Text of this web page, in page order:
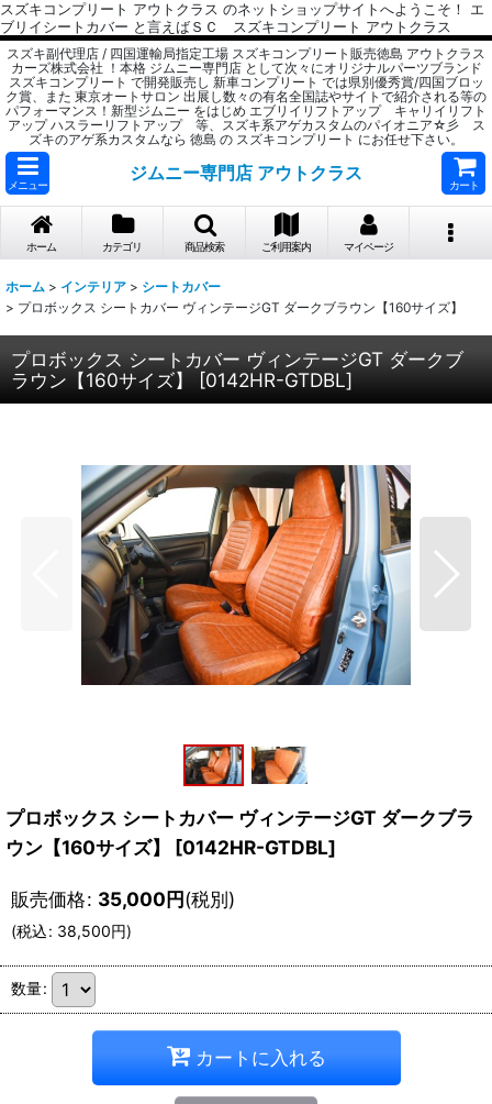
スズキコンプリート アウトクラス のネットショップサイトへようこそ！ エ
ブリイシートカバー と言えばＳＣ スズキコンプリート アウトクラス
スズキ副代理店 / 四国運輸局指定工場 スズキコンプリート販売徳島 アウトクラス
カーズ株式会社 ！本格 ジムニー専門店 として次々にオリジナルパーツブランド
スズキコンプリート で開発販売し 新車コンプリート では県別優秀賞/四国ブロッ
ク賞、また 東京オートサロン 出展し数々の有名全国誌やサイトで紹介される等の
パフォーマンス！新型ジムニー をはじめ エブリイリフトアップ キャリイリフト
アップ ハスラーリフトアップ 等、スズキ系アゲカスタムのパイオニア☆彡 ス
ズキのアゲ系カスタムなら 徳島 の スズキコンプリート にお任せ下さい。
メニュー
ジムニー専門店 アウトクラス
カート
ホーム カテゴリ 商品検索 ご利用案内 マイページ
ホーム > インテリア > シートカバー
> プロボックス シートカバー ヴィンテージGT ダークブラウン【160サイズ】
プロボックス シートカバー ヴィンテージGT ダークブ
ラウン【160サイズ】
[0142HR-GTDBL]
プロボックス シートカバー ヴィンテージGT ダークブラ
ウン【160サイズ】
[0142HR-GTDBL]
販売価格: 35,000円(税別)
(税込: 38,500円)
数量:
カートに入れる